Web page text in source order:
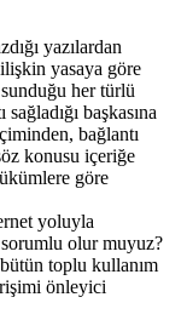
yazılardan
yasaya göre
her türlü
başkasına
bağlantı
konusu içeriğe
göre
yoluyla
olur muyuz?
bütün toplu kullanım
önleyici